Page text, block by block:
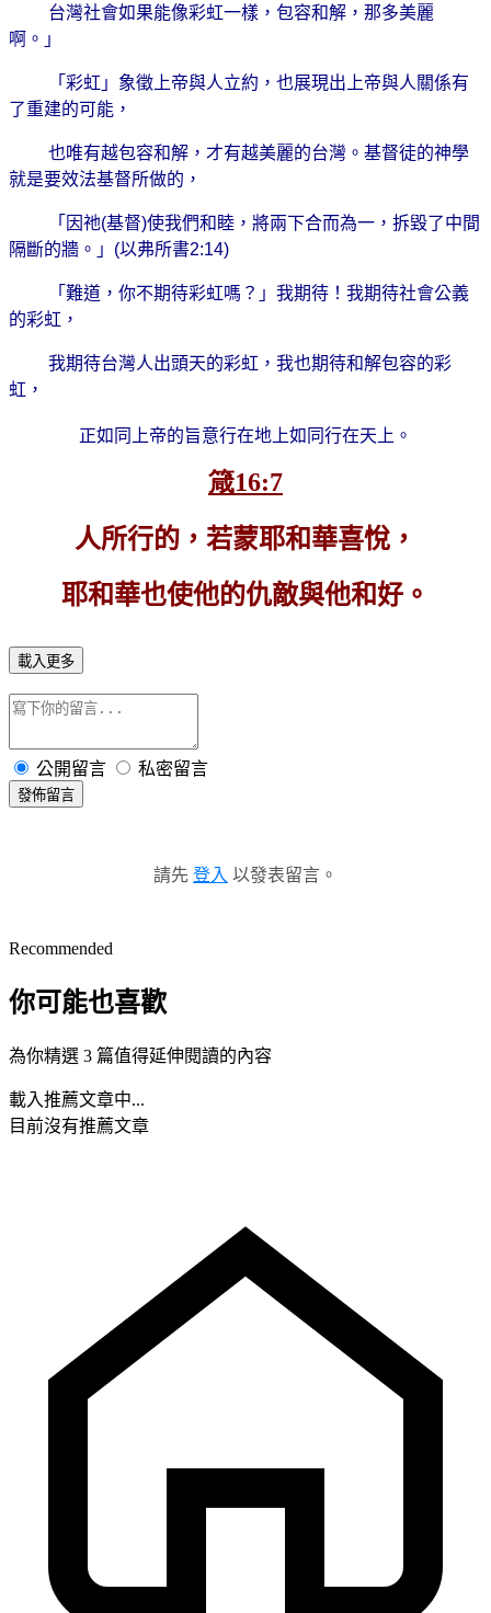
台灣社會如果能像彩虹一樣，包容和解，那多美麗
啊。」
「彩虹」象徵上帝與人立約，也展現出上帝與人關係有
了重建的可能，
也唯有越包容和解，才有越美麗的台灣。基督徒的神學
就是要效法基督所做的，
「因祂(基督)使我們和睦，將兩下合而為一，拆毀了中間
隔斷的牆。」 (以弗所書2:14)
「難道，你不期待彩虹嗎？」我期待！我期待社會公義
的彩虹，
我期待台灣人出頭天的彩虹，我也期待和解包容的彩
虹，
正如同上帝的旨意行在地上如同行在天上。
箴16:7
人所行的，若蒙耶和華喜悅，
耶和華也使他的仇敵與他和好。
載入更多
公開留言 私密留言
發佈留言
請先 登入 以發表留言。
Recommended
你可能也喜歡
為你精選 3 篇值得延伸閱讀的內容
載入推薦文章中...
目前沒有推薦文章